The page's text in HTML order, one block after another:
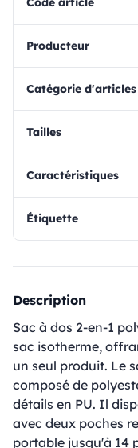
Producteur
Catégorie d'articles
Tailles
Caractéristiques
Étiquette
Description
Sac à dos 2-en-1
sac isotherme,
un seul produit. Le
composé de
détails en PU. Il
avec deux poches
portable jusqu'à 14